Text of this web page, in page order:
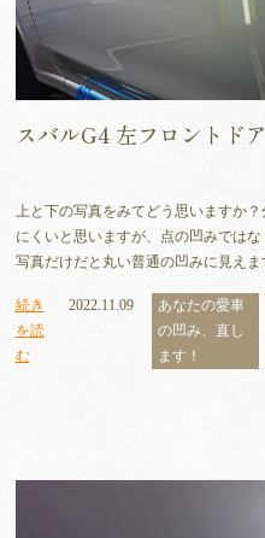
スバルG4 左フロントド
上と下の写真をみてどう思いますか
にくいと思いますが、点の凹みでは
写真だけだと丸い普通の凹みに見え
続き
を読
む
2022.11.09
あなたの愛車
の凹み、直し
ます！